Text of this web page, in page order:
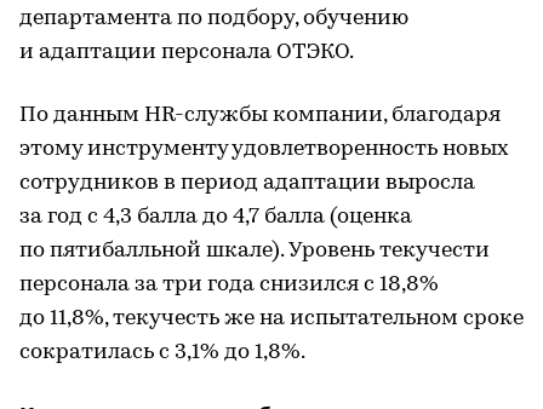
департамента по подбору, обучению
и адаптации персонала ОТЭКО.
По данным HR-службы компании, благодаря
этому инструменту удовлетворенность новых
сотрудников в период адаптации выросла
за год с 4,3 балла до 4,7 балла (оценка
по пятибалльной шкале). Уровень текучести
персонала за три года снизился с 18,8%
до 11,8%, текучесть же на испытательном сроке
сократилась с 3,1% до 1,8%.